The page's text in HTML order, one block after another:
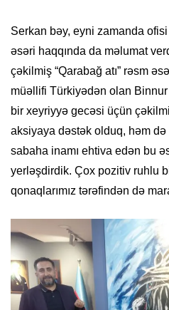
Serkan bəy, eyni zamanda
əsəri haqqında da məlumat
çəkilmiş “Qarabağ atı” rəsm
müəllifi Türkiyədən olan Binnur
bir xeyriyyə gecəsi üçün
aksiyaya dəstək olduq, həm
sabaha inamı ehtiva edən bu
yerləşdirdik. Çox pozitiv ruhlu
qonaqlarımız tərəfindən də